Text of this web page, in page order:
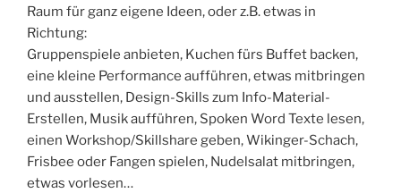
Raum für ganz eigene Ideen, oder z.B. etwas in
Richtung:
Gruppenspiele anbieten, Kuchen fürs Buffet backen,
eine kleine Performance aufführen, etwas mitbringen
und ausstellen, Design-Skills zum Info-Material-
Erstellen, Musik aufführen, Spoken Word Texte lesen,
einen Workshop/Skillshare geben, Wikinger-Schach,
Frisbee oder Fangen spielen, Nudelsalat mitbringen,
etwas vorlesen…